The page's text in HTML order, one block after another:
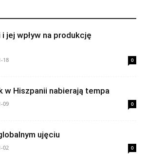
jej wpływ na produkcję
18 0
w Hiszpanii nabierają tempa
09 0
ujęciu
02 0